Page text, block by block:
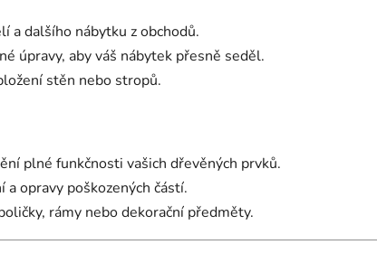
a dalšího nábytku z obchodů.
úpravy, aby váš nábytek přesně seděl.
stěn nebo stropů.
plné funkčnosti vašich dřevěných prvků.
a opravy poškozených částí.
rámy nebo dekorační předměty.